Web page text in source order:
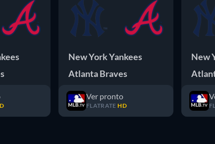
New York Yankees
Atlanta Braves
Ver pronto
FLATRATE HD
New